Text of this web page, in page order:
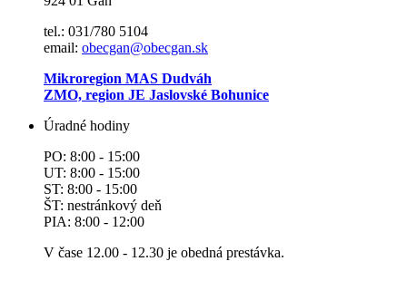
tel.: 031/780 5104
email: obecgan@obecgan.sk
Mikroregion MAS Dudváh
ZMO, region JE Jaslovské Bohunice
Úradné hodiny
PO: 8:00 - 15:00
UT: 8:00 - 15:00
ST: 8:00 - 15:00
ŠT: nestránkový deň
PIA: 8:00 - 12:00
V čase 12.00 - 12.30 je obedná prestávka.